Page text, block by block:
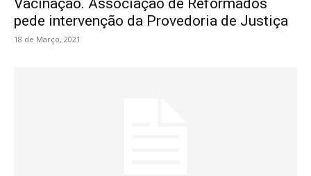
Vacinação. Associação de Reformados
pede intervenção da Provedoria de Justiça
18 de Março, 2021